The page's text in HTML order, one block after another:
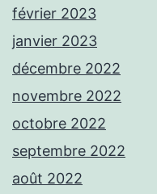
février 2023
janvier 2023
décembre 2022
novembre 2022
octobre 2022
septembre 2022
août 2022